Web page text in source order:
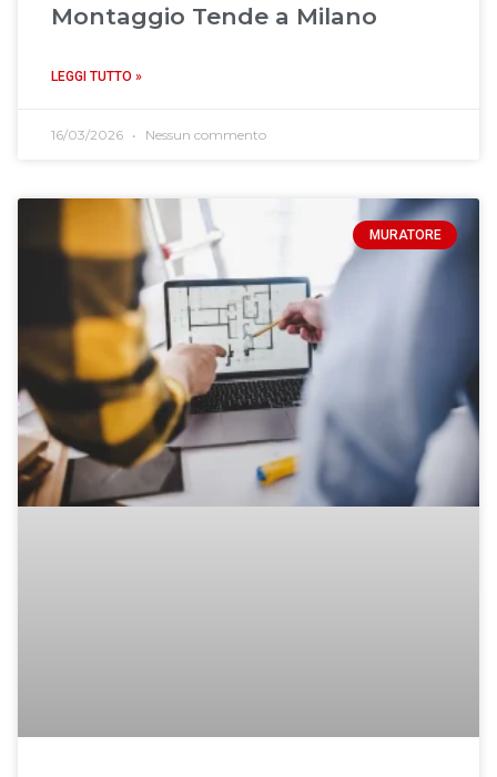
Montaggio Tende a Milano
LEGGI TUTTO »
16/03/2026 Nessun commento
MURATORE